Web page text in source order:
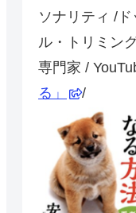
ソナリティ /
ル・トリミン
専門家 /
る」
/